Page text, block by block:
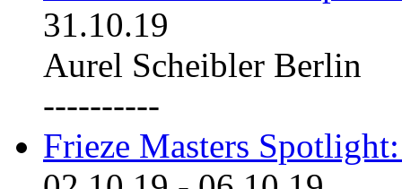
31.10.19
Aurel Scheibler Berlin
----------
Frieze Masters